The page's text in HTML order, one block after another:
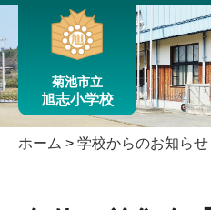
菊池市立
旭志小学校
ホーム > 学校からのお知らせ